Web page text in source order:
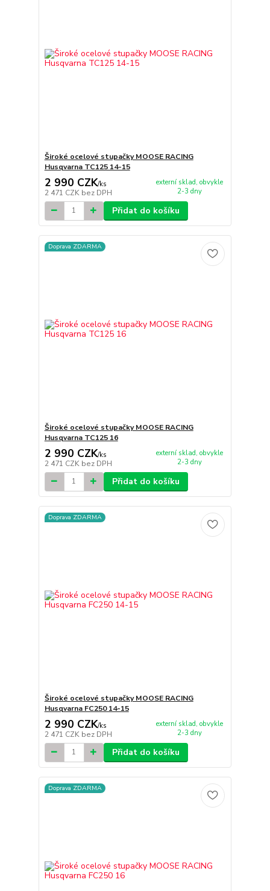
Široké ocelové stupačky MOOSE RACING
Husqvarna TC125 14-15
2 990 CZK/ks
2 471 CZK bez DPH
externí sklad, obvykle
2-3 dny
Přidat do košíku
Doprava ZDARMA
Široké ocelové stupačky MOOSE RACING
Husqvarna TC125 16
2 990 CZK/ks
2 471 CZK bez DPH
externí sklad, obvykle
2-3 dny
Přidat do košíku
Doprava ZDARMA
Široké ocelové stupačky MOOSE RACING
Husqvarna FC250 14-15
2 990 CZK/ks
2 471 CZK bez DPH
externí sklad, obvykle
2-3 dny
Přidat do košíku
Doprava ZDARMA